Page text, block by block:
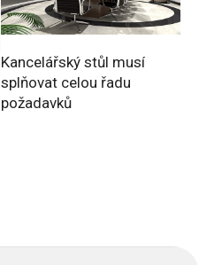
Kancelářský stůl musí
splňovat celou řadu
požadavků